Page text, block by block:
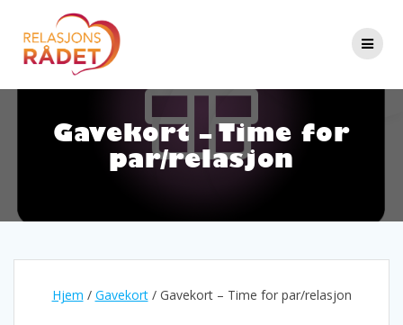
Gavekort – Time for
par/relasjon
Hjem / Gavekort/ Gavekort – Time for par/relasjon